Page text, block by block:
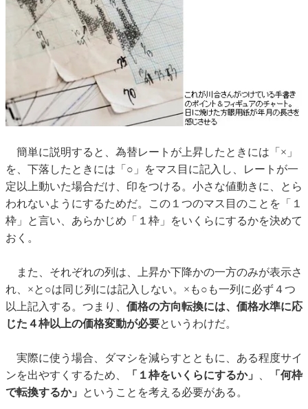
簡単に説明すると、為替レートが上昇したときには「×」
を、下落したときには「○」をマス目に記入し、レートが一
定以上動いた場合だけ、印をつける。小さな値動きに、とら
われないようにするためだ。この１つのマス目のことを「１
枠」と言い、あらかじめ「１枠」をいくらにするかを決めて
おく。
また、それぞれの列は、上昇か下降かの一方のみが表示さ
れ、×と○は同じ列には記入しない。×も○も一列に必ず４つ
以上記入する。つまり、 価格の方向転換には、価格水準に応
じた４枠以上の価格変動が必要というわけだ。
実際に使う場合、ダマシを減らすとともに、ある程度サイ
ンを出やすくするため、
「１枠をいくらにするか」
「何枠
で転換するか」
ということを考える必要がある。